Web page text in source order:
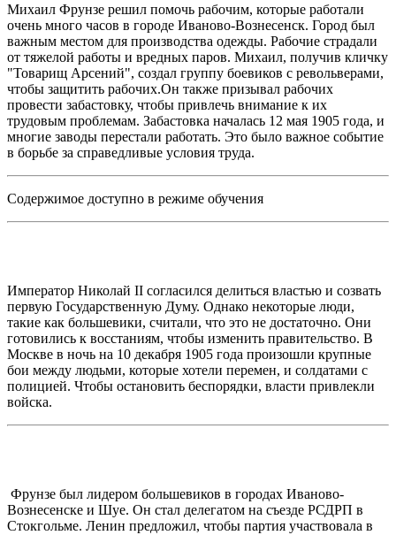
Михаил Фрунзе решил помочь рабочим, которые работали
очень много часов в городе Иваново-Вознесенск. Город был
важным местом для производства одежды. Рабочие страдали
от тяжелой работы и вредных паров. Михаил, получив кличку
"Товарищ Арсений", создал группу боевиков с револьверами,
чтобы защитить рабочих.Он также призывал рабочих
провести забастовку, чтобы привлечь внимание к их
трудовым проблемам. Забастовка началась 12 мая 1905 года, и
многие заводы перестали работать. Это было важное событие
в борьбе за справедливые условия труда.
Содержимое доступно в режиме обучения
Император Николай II согласился делиться властью и созвать
первую Государственную Думу. Однако некоторые люди,
такие как большевики, считали, что это не достаточно. Они
готовились к восстаниям, чтобы изменить правительство. В
Москве в ночь на 10 декабря 1905 года произошли крупные
бои между людьми, которые хотели перемен, и солдатами с
полицией. Чтобы остановить беспорядки, власти привлекли
войска.
Фрунзе был лидером большевиков в городах Иваново-
Вознесенске и Шуе. Он стал делегатом на съезде РСДРП в
Стокгольме. Ленин предложил, чтобы партия участвовала в